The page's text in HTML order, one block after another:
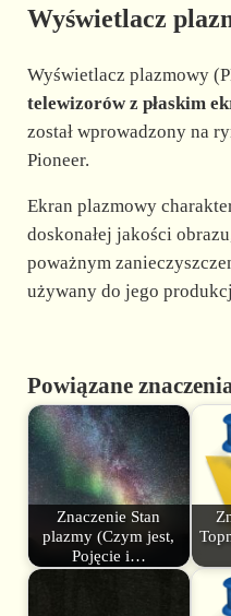
Wyświetlacz
Wyświetlacz plazmowy
telewizorów z płaskim
został wprowadzony na
Pioneer.
Ekran plazmowy
doskonałej jakości
poważnym
używany do jego
Powiązane
Znaczenie Stan
plazmy (Czym jest,
Pojęcie i…